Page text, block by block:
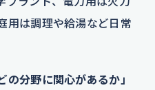
用は調理や給湯など日常
どの分野に関心があるか」